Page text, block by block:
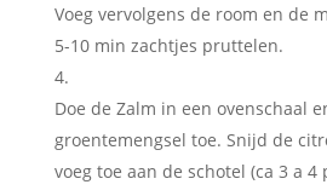
Voeg vervolgens de room en de
5-10 min zachtjes pruttelen.
Doe de Zalm in een ovenschaal
groentemengsel toe. Snijd de
voeg toe aan de schotel (ca 3 a 4